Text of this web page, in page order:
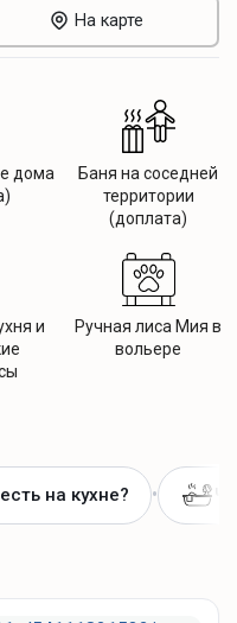
На карте
дома
Баня на соседней
территории
(доплата)
и
Ручная лиса Мия в
вольере
на кухне? •